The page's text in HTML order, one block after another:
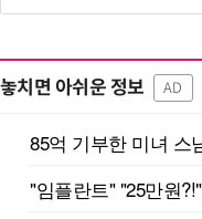
놓치면 아쉬운 정보 AD